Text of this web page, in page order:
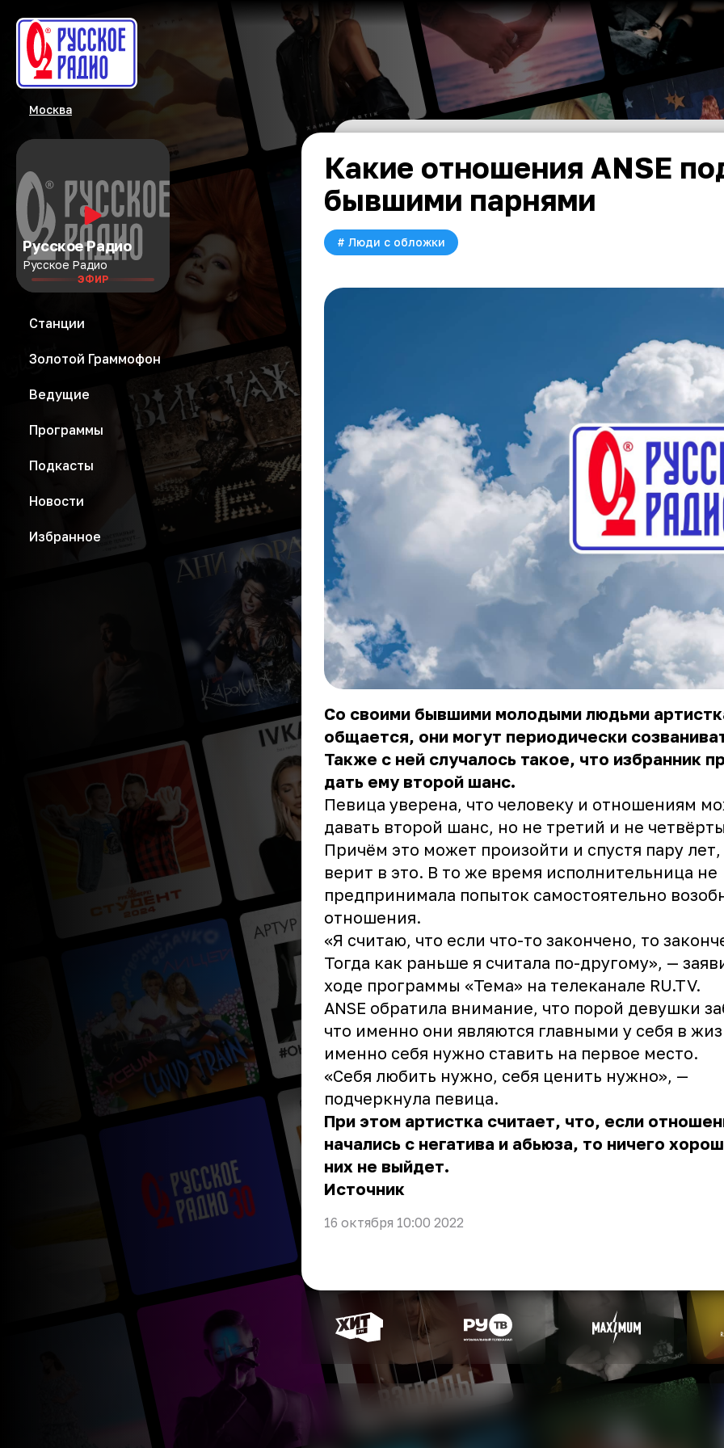
Москва
Русское Радио
Русское Радио
ЭФИР
Станции
Золотой Граммофон
Ведущие
Программы
Подкасты
Новости
Избранное
Какие отношения ANSE
бывшими парнями
# Люди с обложки
Со своими бывшими молодыми людьми
общается, они могут периодически
Также с ней случалось такое, что избранник
дать ему второй шанс.
Певица уверена, что человеку и отношениям
давать второй шанс, но не третий и не
Причём это может произойти и спустя пару лет,
верит в это. В то же время исполнительница не
предпринимала попыток самостоятельно
отношения.
«Я считаю, что если что-то закончено, то
Тогда как раньше я считала по-другому», —
ходе программы «Тема» на телеканале RU.TV.
ANSE обратила внимание, что порой девушки
что именно они являются главными у себя в
именно себя нужно ставить на первое место.
«Себя любить нужно, себя ценить нужно», —
подчеркнула певица.
При этом артистка считает, что, если
начались с негатива и абьюза, то ничего
них не выйдет.
Источник
16 октября 10:00 2022